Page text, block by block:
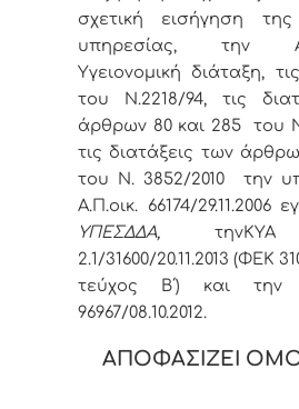
σχετική εισήγηση
υπηρεσίας, την
Υγειονομική διάταξη,
του Ν.2218/94, τις
άρθρων 80 και 285 του
τις διατάξεις των
του Ν. 3852/2010 την
Α.Π.οικ. 66174/29.11.2006
ΥΠΕΣΔΔΑ,τηνΚΥΑ
2.1/31600/20.11.2013 (ΦΕΚ
τεύχος Β΄) και την
96967/08.10.2012.
ΑΠΟΦΑΣΙΖΕΙ